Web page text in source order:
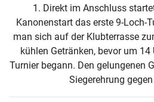
1. Direkt im Anschluss
Kanonenstart das erste 9-Loch-
man sich auf der Klubterrasse
kühlen Getränken, bevor um
Turnier begann. Den gelungenen
Siegerehrung